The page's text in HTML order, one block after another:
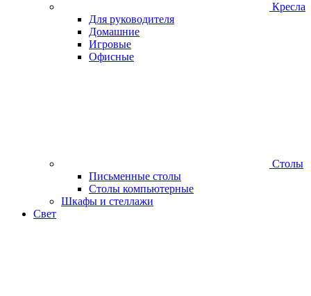
Кресла
Для руководителя
Домашние
Игровые
Офисные
Столы
Письменные столы
Столы компьютерные
Шкафы и стеллажи
Свет